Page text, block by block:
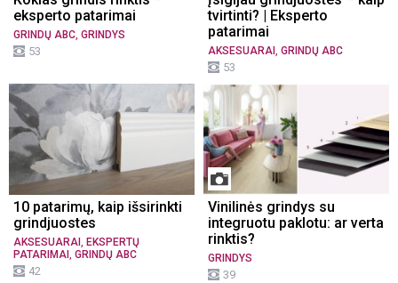
eksperto patarimai
GRINDŲ ABC GRINDYS
53
tvirtinti? | Eksperto
patarimai
AKSESUARAI GRINDŲ ABC
53
10 patarimų, kaip išsirinkti
grindjuostes
AKSESUARAI , EKSPERTŲ
PATARIMAI , GRINDŲ ABC
42
Vinilinės grindys su
integruotu paklotu: ar verta
rinktis?
GRINDYS
39